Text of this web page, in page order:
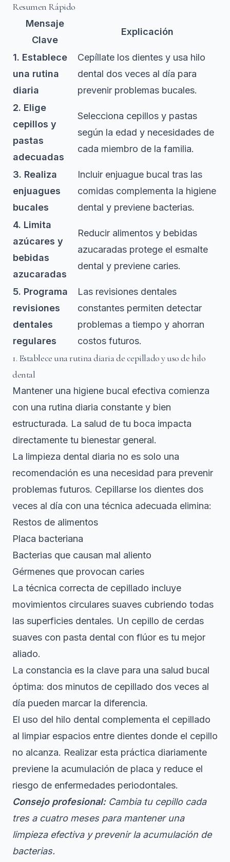
Resumen Rápido
Mensaje
Clave
Explicación
1. Establece
una rutina
diaria
Cepíllate los dientes y usa hilo
dental dos veces al día para
prevenir problemas bucales.
2. Elige
cepillos y
pastas
adecuadas
Selecciona cepillos y pastas
según la edad y necesidades de
cada miembro de la familia.
3. Realiza
enjuagues
bucales
Incluir enjuague bucal tras las
comidas complementa la higiene
dental y previene bacterias.
4. Limita
azúcares y
bebidas
azucaradas
Reducir alimentos y bebidas
azucaradas protege el esmalte
dental y previene caries.
5. Programa
revisiones
dentales
regulares
Las revisiones dentales
constantes permiten detectar
problemas a tiempo y ahorran
costos futuros.
1. Establece una rutina diaria de cepillado y uso de hilo
dental
Mantener una higiene bucal efectiva comienza
con una rutina diaria constante y bien
estructurada. La salud de tu boca impacta
directamente tu bienestar general.
La limpieza dental diaria no es solo una
recomendación es una necesidad para prevenir
problemas futuros. Cepillarse los dientes dos
veces al día con una técnica adecuada elimina:
Restos de alimentos
Placa bacteriana
Bacterias que causan mal aliento
Gérmenes que provocan caries
La técnica correcta de cepillado incluye
movimientos circulares suaves cubriendo todas
las superficies dentales. Un cepillo de cerdas
suaves con pasta dental con flúor es tu mejor
aliado.
La constancia es la clave para una salud bucal
óptima: dos minutos de cepillado dos veces al
día pueden marcar la diferencia.
El uso del hilo dental complementa el cepillado
al limpiar espacios entre dientes donde el cepillo
no alcanza. Realizar esta práctica diariamente
previene la acumulación de placa y reduce el
riesgo de enfermedades periodontales.
Consejo profesional: Cambia tu cepillo cada
tres a cuatro meses para mantener una
limpieza efectiva y prevenir la acumulación de
bacterias.